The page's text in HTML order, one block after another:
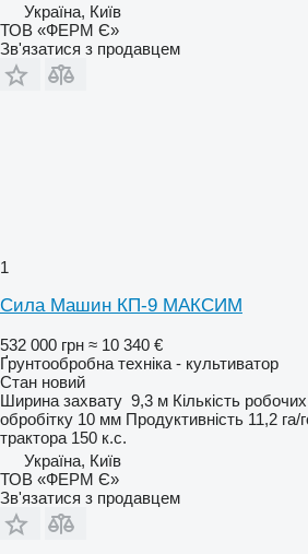
Україна, Київ
ТОВ «ФЕРМ Є»
Зв'язатися з продавцем
1
Сила Машин КП-9 МАКСИМ
532 000 грн ≈ 10 340 €
Ґрунтообробна техніка - культиватор
Стан новий
Ширина захвату 9,3 м Кількість
обробітку 10 мм Продуктивність 11,2 га/
трактора 150 к.с.
Україна, Київ
ТОВ «ФЕРМ Є»
Зв'язатися з продавцем